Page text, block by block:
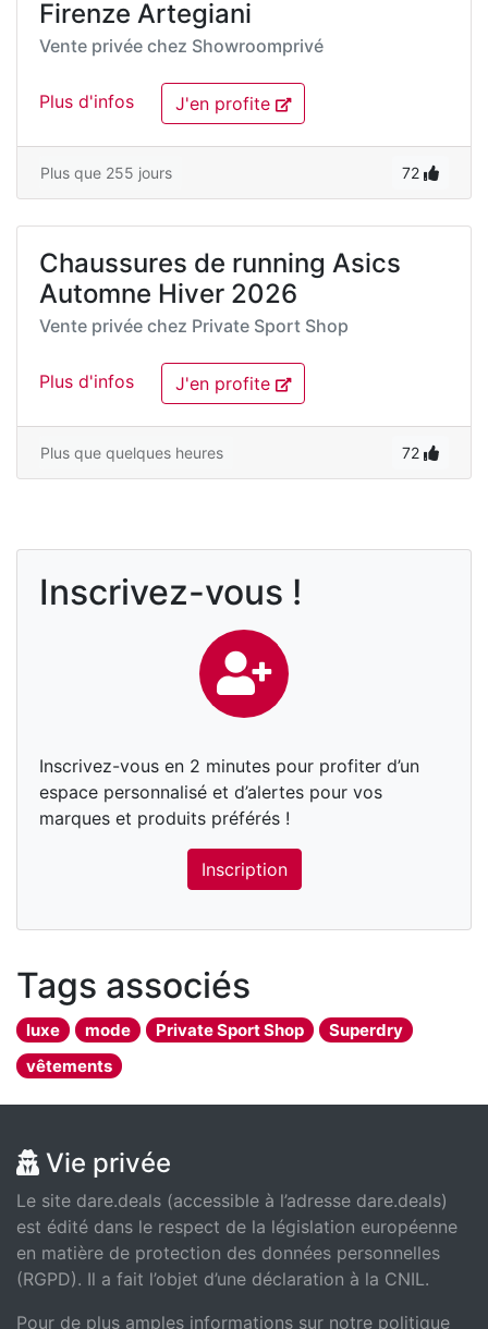
Firenze Artegiani
Vente privée chez Showroomprivé
Plus d'infos J'en profite
Plus que 255 jours 72
Chaussures de running Asics
Automne Hiver 2026
Vente privée chez Private Sport Shop
Plus d'infos J'en profite
Plus que quelques heures 72
Inscrivez-vous !
Inscrivez-vous en 2 minutes pour profiter d’un
espace personnalisé et d’alertes pour vos
marques et produits préférés !
Inscription
Tags associés
luxe mode Private Sport Shop
Superdry
vêtements
Vie privée
Le site dare.deals (accessible à l’adresse dare.deals)
est édité dans le respect de la législation européenne
en matière de protection des données personnelles
(RGPD). Il a fait l’objet d’une déclaration à la CNIL.
Pour de plus amples informations sur notre politique